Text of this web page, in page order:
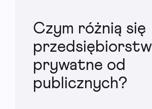
Czym różnią się
prywatne od
publicznych?